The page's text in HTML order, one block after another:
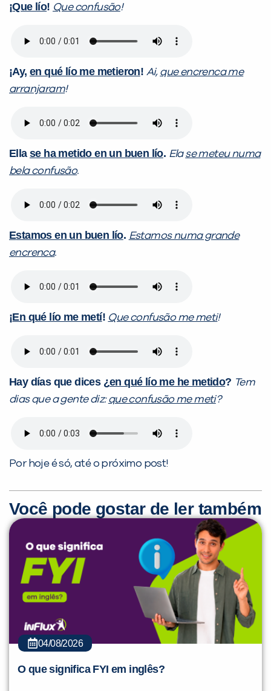
¡Que lío! Que confusão!
¡Ay, en qué lío me metieron! Ai, que encrenca me
arranjaram!
Ella se ha metido en un buen lío. Elase meteu numa
bela confusão.
Estamos en un buen lío. Estamos numa grande
encrenca.
¡En qué lío me metí! Que confusão me meti!
Hay días que dices ¿en qué lío me he metido? Tem
dias que a gente diz:que confusão me meti?
Por hoje é só, até o próximo post!
Você pode gostar de ler também
04/08/2026
O que significa FYI em inglês?